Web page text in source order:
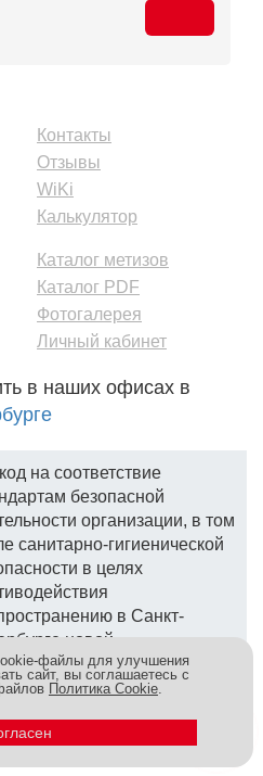
Контакты
Отзывы
WiKi
Калькулятор
Каталог метизов
Каталог PDF
Фотогалерея
Личный кабинет
в наших офисах в
на соответствие
безопасной
организации, в том
санитарно-гигиенической
в целях
в Санкт-
новой
инфекции.
к нам! © 2026
файлы для улучшения
сайт, вы соглашаетесь с
Политика Cookie.